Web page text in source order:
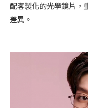
配客製化的光學鏡片，
差異。